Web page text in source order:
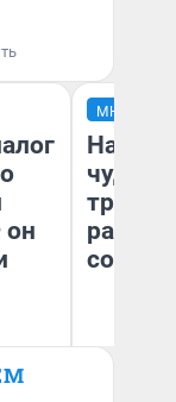
он
МНЕНИЕ
чудом